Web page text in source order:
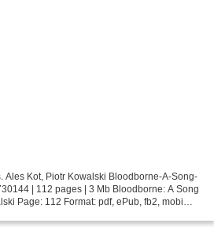
Ales Kot, Piotr Kowalski Bloodborne-A-Song-
| 112 pages | 3 Mb Bloodborne: A Song
Page: 112 Format: pdf, ePub, fb2, mobi